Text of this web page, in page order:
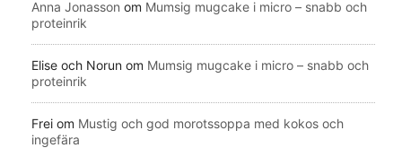
Anna Jonasson om Mumsig mugcake i micro – snabb och
proteinrik
Elise och Norun om Mumsig mugcake i micro – snabb och
proteinrik
Frei om Mustig och god morotssoppa med kokos och
ingefära